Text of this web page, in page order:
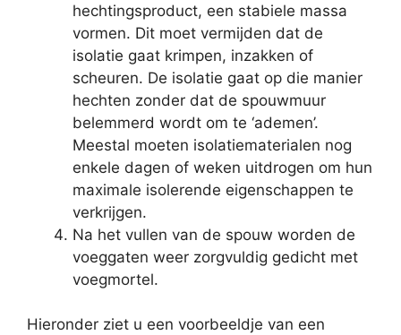
hechtingsproduct, een stabiele massa
vormen. Dit moet vermijden dat de
isolatie gaat krimpen, inzakken of
scheuren. De isolatie gaat op die manier
hechten zonder dat de spouwmuur
belemmerd wordt om te ‘ademen’.
Meestal moeten isolatiematerialen nog
enkele dagen of weken uitdrogen om hun
maximale isolerende eigenschappen te
verkrijgen.
Na het vullen van de spouw worden de
voeggaten weer zorgvuldig gedicht met
voegmortel.
Hieronder ziet u een voorbeeldje van een